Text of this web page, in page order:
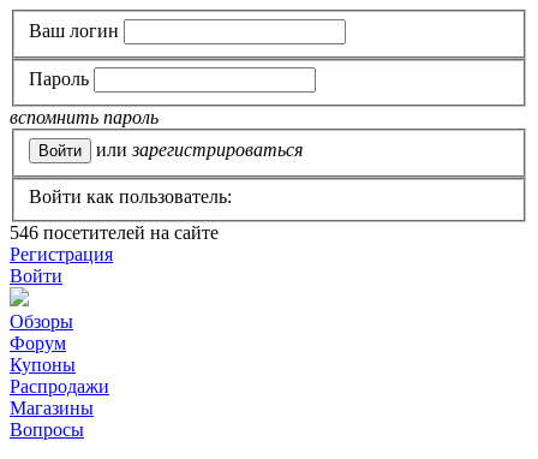
Ваш логин
Пароль
вспомнить пароль
или зарегистрироваться
Войти как пользователь:
546 посетителей на сайте
Регистрация
Войти
Обзоры
Форум
Купоны
Распродажи
Магазины
Вопросы